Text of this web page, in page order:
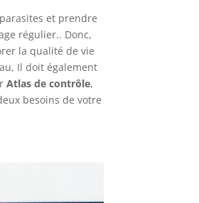
et prendre
régulier.. Donc,
la qualité de vie
Il doit également
Atlas de contrôle,
besoins de votre